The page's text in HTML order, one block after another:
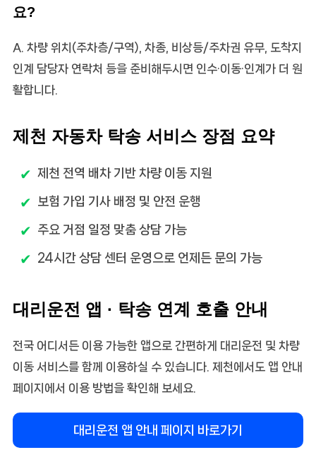
요?
A. 차량 위치(주차층/구역), 차종, 비상등/주차권 유무, 도착지
인계 담당자 연락처 등을 준비해두시면 인수·이동·인계가 더 원
활합니다.
제천 자동차 탁송 서비스 장점 요약
제천 전역 배차 기반 차량 이동 지원
보험 가입 기사 배정 및 안전 운행
주요 거점 일정 맞춤 상담 가능
24시간 상담 센터 운영으로 언제든 문의 가능
대리운전 앱 · 탁송 연계 호출 안내
전국 어디서든 이용 가능한 앱으로 간편하게 대리운전 및 차량
이동 서비스를 함께 이용하실 수 있습니다. 제천에서도 앱 안내
페이지에서 이용 방법을 확인해 보세요.
대리운전 앱 안내 페이지 바로가기